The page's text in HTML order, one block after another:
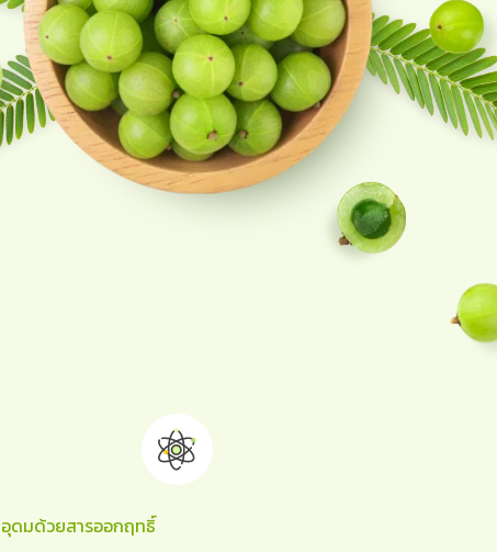
อุดมด้วยสารออกฤทธิ์